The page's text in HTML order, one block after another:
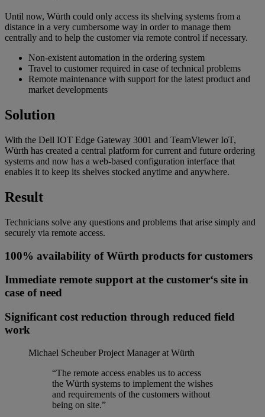
Until now, Würth could only access its shelving systems from a
distance in a very cumbersome way in order to manage them
centrally and to help the customer via remote control if necessary.
Non-existent automation in the ordering system
Travel to customer required in case of technical problems
Remote maintenance with support for the latest product and
market developments
Solution
With the Dell IOT Edge Gateway 3001 and TeamViewer IoT,
Würth has created a central platform for current and future ordering
systems and now has a web-based configuration interface that
enables it to keep its shelves stocked anytime and anywhere.
Result
Technicians solve any questions and problems that arise simply and
securely via remote access.
100% availability of Würth products for customers
Immediate remote support at the customer‘s site in
case of need
Significant cost reduction through reduced field
work
Michael Scheuber Project Manager at Würth
“The remote access enables us to access
the Würth systems to implement the wishes
and requirements of the customers without
being on site.”